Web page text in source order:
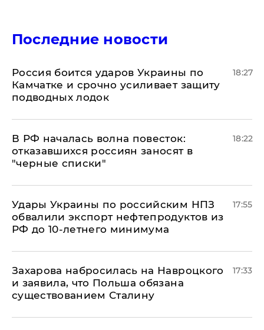
Последние новости
Россия боится ударов Украины по
Камчатке и срочно усиливает защиту
подводных лодок
18:27
​В РФ началась волна повесток:
отказавшихся россиян заносят в
"черные списки"
18:22
Удары Украины по российским НПЗ
обвалили экспорт нефтепродуктов из
РФ до 10-летнего минимума
17:55
​Захарова набросилась на Навроцкого
и заявила, что Польша обязана
существованием Сталину
17:33